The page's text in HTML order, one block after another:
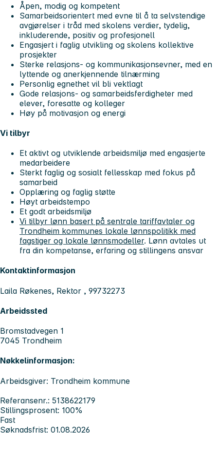
Åpen, modig og kompetent
Samarbeidsorientert med evne til å ta selvstendige
avgjørelser i tråd med skolens verdier, tydelig,
inkluderende, positiv og profesjonell
Engasjert i faglig utvikling og skolens kollektive
prosjekter
Sterke relasjons- og kommunikasjonsevner, med en
lyttende og anerkjennende tilnærming
Personlig egnethet vil bli vektlagt
Gode relasjons- og samarbeidsferdigheter med
elever, foresatte og kolleger
Høy på motivasjon og energi
Vi tilbyr
Et aktivt og utviklende arbeidsmiljø med engasjerte
medarbeidere
Sterkt faglig og sosialt fellesskap med fokus på
samarbeid
Opplæring og faglig støtte
Høyt arbeidstempo
Et godt arbeidsmiljø
Vi tilbyr lønn basert på sentrale tariffavtaler og
Trondheim kommunes lokale lønnspolitikk med
fagstiger og lokale lønnsmodeller. Lønn avtales ut
fra din kompetanse, erfaring og stillingens ansvar
Kontaktinformasjon
Laila Røkenes, Rektor , 99732273
Arbeidssted
Bromstadvegen 1
7045 Trondheim
Nøkkelinformasjon:
Arbeidsgiver: Trondheim kommune
Referansenr.: 5138622179
Stillingsprosent: 100%
Fast
Søknadsfrist: 01.08.2026